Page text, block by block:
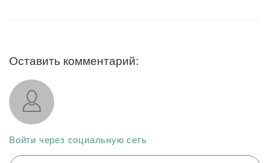
Оставить комментарий:
Войти через социальную сеть